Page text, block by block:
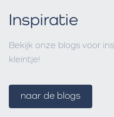
Inspiratie
Bekijk onze blogs voor
kleintje!
naar de blogs